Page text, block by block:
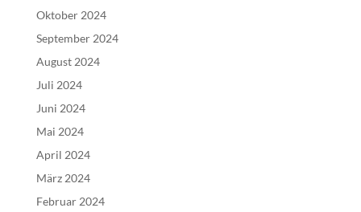
Oktober 2024
September 2024
August 2024
Juli 2024
Juni 2024
Mai 2024
April 2024
März 2024
Februar 2024